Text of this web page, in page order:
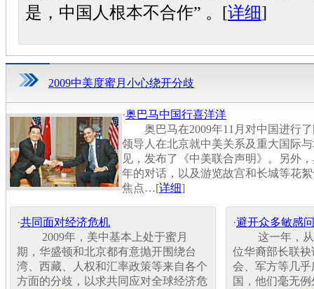
是，中国人根本不合作” 。[详细]
2009中美度蜜月小心绕开分歧
·奥巴马中国行喜洋洋
奥巴马在2009年11月对中国进行了
领导人在北京就中美关系及重大国际
见，发布了《中美联合声明》。另外
年的对话，以及游览故宫和长城等花
焦点…[详细]
·共同面对经济危机
2009年，美中基本上处于蜜月
期，华盛顿和北京都有意抛开围绕台
湾、西藏、人权和汇率政策等来自各个
方面的分歧，以求共同应对全球经济危
·避开众多敏感
这一年，从
位华裔部长联
会、军方等几
国，他们毫无